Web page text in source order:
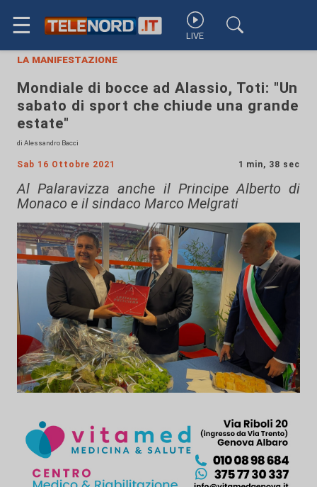
☰ LIVE
la manifestazione
Mondiale di bocce ad Alassio, Toti: "Un
sabato di sport che chiude una grande
estate"
di Alessandro Bacci
Sab 16 Ottobre 2021 1 min, 38 sec
Al Palaravizza anche il Principe Alberto di
Monaco e il sindaco Marco Melgrati